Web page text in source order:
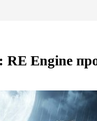
Engine